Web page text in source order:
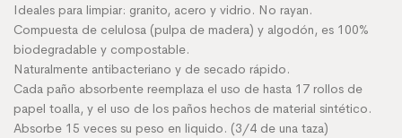
Ideales para limpiar: granito, acero y vidrio. No rayan.
Compuesta de celulosa (pulpa de madera) y algodón, es 100%
biodegradable y compostable.
Naturalmente antibacteriano y de secado rápido.
Cada paño absorbente reemplaza el uso de hasta 17 rollos de
papel toalla, y el uso de los paños hechos de material sintético.
Absorbe 15 veces su peso en liquido. (3/4 de una taza)